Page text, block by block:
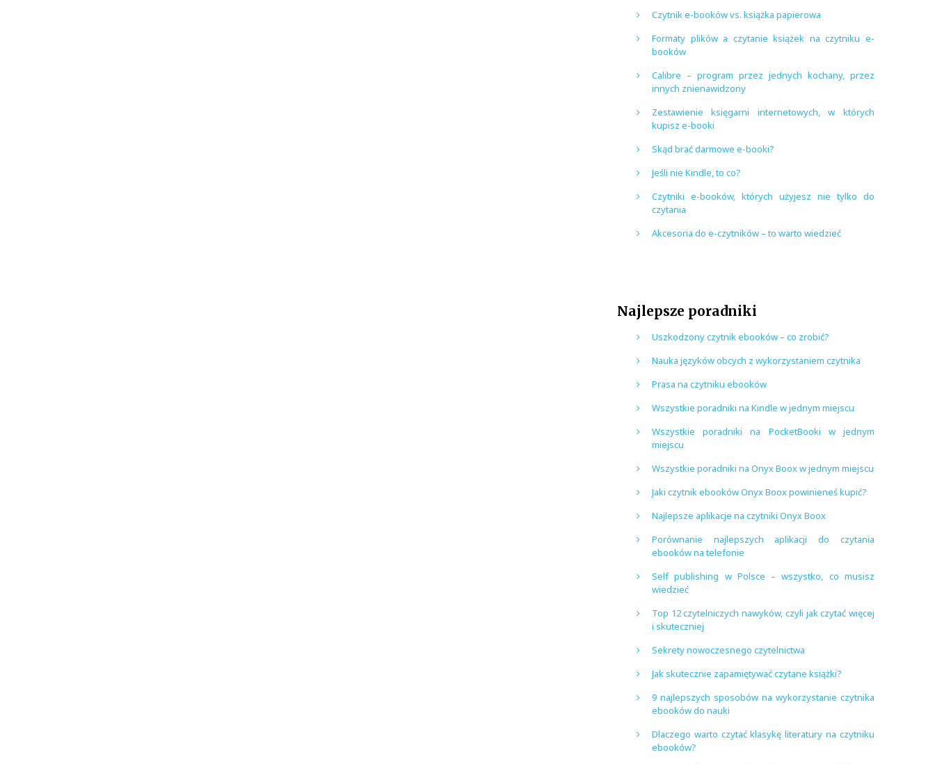
Czytnik e-booków vs. książka papierowa
Formaty plików a czytanie książek na czytniku e-
booków
Calibre – program przez jednych kochany, przez
innych znienawidzony
Zestawienie księgarni internetowych, w których
kupisz e-booki
Skąd brać darmowe e-booki?
Jeśli nie Kindle, to co?
Czytniki e-booków, których użyjesz nie tylko do
czytania
Akcesoria do e-czytników – to warto wiedzieć
Najlepsze poradniki
Uszkodzony czytnik ebooków – co zrobić?
Nauka języków obcych z wykorzystaniem czytnika
Prasa na czytniku ebooków
Wszystkie poradniki na Kindle w jednym miejscu
Wszystkie poradniki na PocketBooki w jednym
miejscu
Wszystkie poradniki na Onyx Boox w jednym miejscu
Jaki czytnik ebooków Onyx Boox powinieneś kupić?
Najlepsze aplikacje na czytniki Onyx Boox
Porównanie najlepszych aplikacji do czytania
ebooków na telefonie
Self publishing w Polsce – wszystko, co musisz
wiedzieć
Top 12 czytelniczych nawyków, czyli jak czytać więcej
i skuteczniej
Sekrety nowoczesnego czytelnictwa
Jak skutecznie zapamiętywać czytane książki?
9 najlepszych sposobów na wykorzystanie czytnika
ebooków do nauki
Dlaczego warto czytać klasykę literatury na czytniku
ebooków?